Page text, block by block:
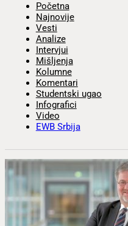
Početna
Najnovije
Vesti
Analize
Intervjui
Mišljenja
Kolumne
Komentari
Studentski ugao
Infografici
Video
EWB Srbija